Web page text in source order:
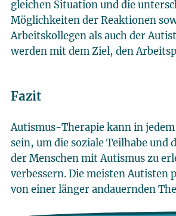
gleichen Situation und die
Möglichkeiten der Reaktionen
Arbeitskollegen als auch der
werden mit dem Ziel, den
Fazit
Autismus-Therapie kann in
sein, um die soziale Teilhabe und
der Menschen mit Autismus zu
verbessern. Die meisten Autisten
von einer länger andauernden